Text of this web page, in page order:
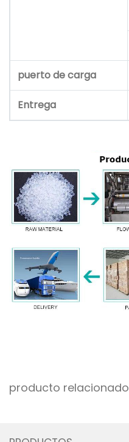
puerto de carga
Entrega
producto relacionado